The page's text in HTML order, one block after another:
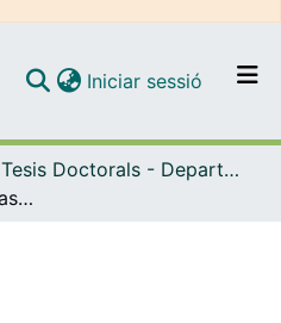
Navega per tot el DD
Iniciar sessió (current)
Tesis Doctorals - Departament - Nutrició i Bromatologia
Papel de los ácidos grasos trans (AGT) y ácidos grasos poliinsaturados de cadena larga (AGPI-CL) en el desarrollo de enfermedades atópicas en la primera etapa de la vida